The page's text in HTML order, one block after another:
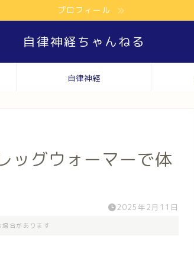
プロフィール
自律神経ちゃんねる
自律神経
ッグウォーマーで体
2025年2月11日
合があります